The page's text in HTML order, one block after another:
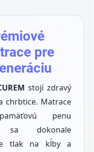
pre
stojí zdravý
chrbtice. Matrace
penu
dokonale
tlak na kĺby a